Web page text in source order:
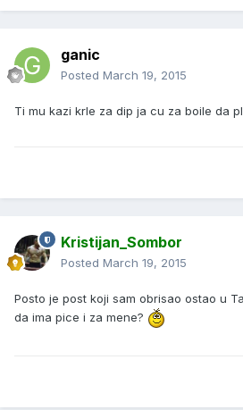
ganic
Posted March 19, 2015
Ti mu kazi krle za dip ja cu za boile da
Kristijan_Sombor
Posted March 19, 2015
Posto je post koji sam obrisao ostao u
da ima pice i za mene?